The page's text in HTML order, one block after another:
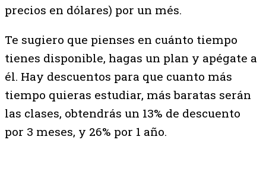
precios en dólares) por un més.
Te sugiero que pienses en cuánto tiempo
tienes disponible, hagas un plan y apégate a
él. Hay descuentos para que cuanto más
tiempo quieras estudiar, más baratas serán
las clases, obtendrás un 13% de descuento
por 3 meses, y 26% por 1 año.